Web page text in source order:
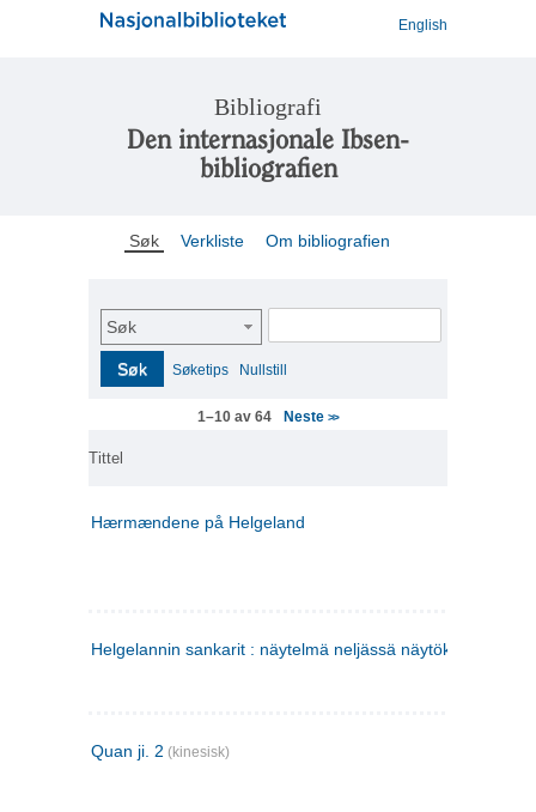
English
Bibliografi
Den internasjonale Ibsen-
bibliografien
Søk Verkliste Om bibliografien
Søk
Søk Søketips Nullstill
1–10 av 64 Neste>>
Tittel
Hærmændene på Helgeland
Helgelannin sankarit : näytelmä neljässä näytöksessä
Quan ji. 2 (kinesisk)